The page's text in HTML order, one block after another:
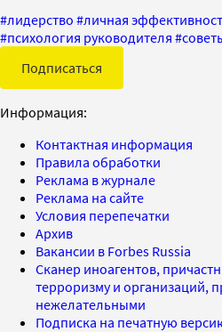
#лидерство #личная
#психология руководителя #
Подписаться
Информация:
Контактная информация
Правила обработки
Реклама в журнале
Реклама на сайте
Условия перепечатки
Архив
Вакансии в Forbes Russia
Сканер иноагентов,
терроризму и организаций,
нежелательными
Подписка на печатную